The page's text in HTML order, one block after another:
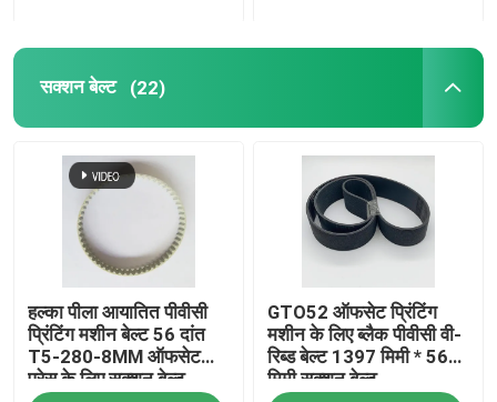
सक्शन बेल्ट (22)
हल्का पीला आयातित पीवीसी
प्रिंटिंग मशीन बेल्ट 56 दांत
T5-280-8MM ऑफसेट
प्रेस के लिए सक्शन बेल्ट
GTO52 ऑफसेट प्रिंटिंग
मशीन के लिए ब्लैक पीवीसी वी-
रिब्ड बेल्ट 1397 मिमी * 56
मिमी सक्शन बेल्ट